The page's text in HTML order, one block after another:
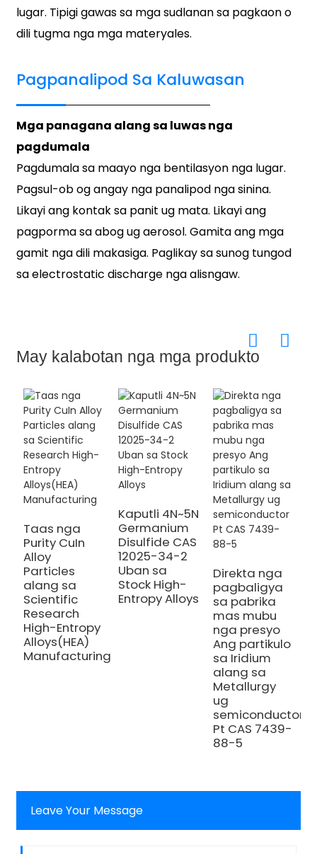
lugar. Tipigi gawas sa mga sudlanan sa pagkaon o
dili tugma nga mga materyales.
Pagpanalipod Sa Kaluwasan
Mga panagana alang sa luwas nga
pagdumala
Pagdumala sa maayo nga bentilasyon nga lugar.
Pagsul-ob og angay nga panalipod nga sinina.
Likayi ang kontak sa panit ug mata. Likayi ang
pagporma sa abog ug aerosol. Gamita ang mga
gamit nga dili makasiga. Paglikay sa sunog tungod
sa electrostatic discharge nga alisngaw.
May kalabotan nga mga produkto
Taas nga
Purity CuIn
Alloy
Particles
alang sa
Scientific
Research
High-Entropy
Alloys(HEA)
Manufacturing
Kaputli 4N~5N
Germanium
Disulfide CAS
12025-34-2
Uban sa
Stock High-
Entropy Alloys
Direkta nga
pagbaligya
sa pabrika
mas mubu
nga presyo
Ang partikulo
sa Iridium
alang sa
Metallurgy
ug
semiconductor
Pt CAS 7439-
88-5
Leave Your Message